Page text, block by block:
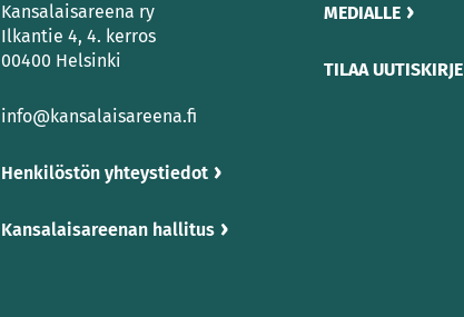
Kansalaisareena ry
Ilkantie 4, 4. kerros
00400 Helsinki
info@kansalaisareena.fi
Henkilöstön yhteystiedot
Kansalaisareenan hallitus
MEDIALLE
TILAA UUTISKIRJE